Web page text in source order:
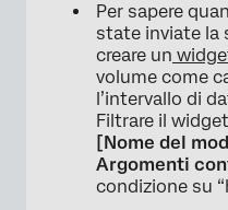
Per sapere
state inviate la
creare un
volume come
l’intervallo di
Filtrare il
[Nome del
Argomenti
condizione su